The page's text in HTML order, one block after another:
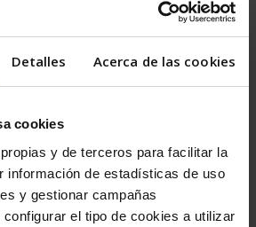
Detalles Acerca de las cookies
cookies
y de terceros para facilitar la
información de estadísticas de uso
y gestionar campañas
el tipo de cookies a utilizar